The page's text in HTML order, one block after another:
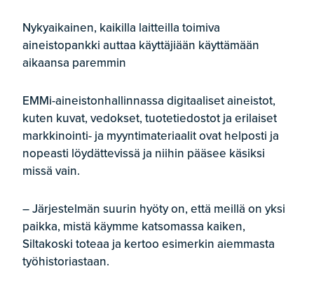
Nykyaikainen, kaikilla laitteilla toimiva
aineistopankki auttaa käyttäjiään käyttämään
aikaansa paremmin
EMMi-aineistonhallinnassa digitaaliset aineistot,
kuten kuvat, vedokset, tuotetiedostot ja erilaiset
markkinointi- ja myyntimateriaalit ovat helposti ja
nopeasti löydättevissä ja niihin pääsee käsiksi
missä vain.
– Järjestelmän suurin hyöty on, että meillä on yksi
paikka, mistä käymme katsomassa kaiken,
Siltakoski toteaa ja kertoo esimerkin aiemmasta
työhistoriastaan.